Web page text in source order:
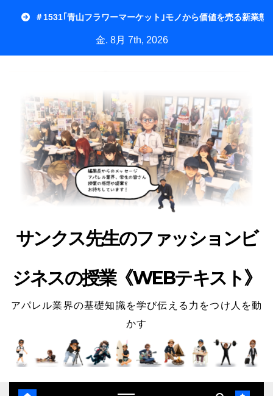
＃1531｢青山フラワーマーケット｣モノから価値を売る新業態
金. 8月 7th, 2026
サンクス先生のファッションビ
ジネスの授業《WEBテキスト》
アパレル業界の基礎知識を学び伝える力をつけ人を動
かす